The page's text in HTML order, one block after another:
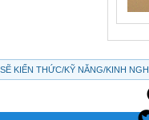
KIẾN THỨC/KỸ NĂNG/KINH